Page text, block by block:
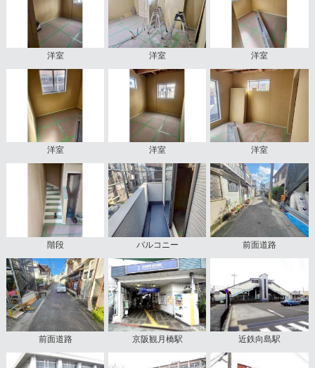
洋室 洋室 洋室
洋室 洋室 洋室
階段 バルコニー 前面道路
前面道路 京阪観月橋駅 近鉄向島駅